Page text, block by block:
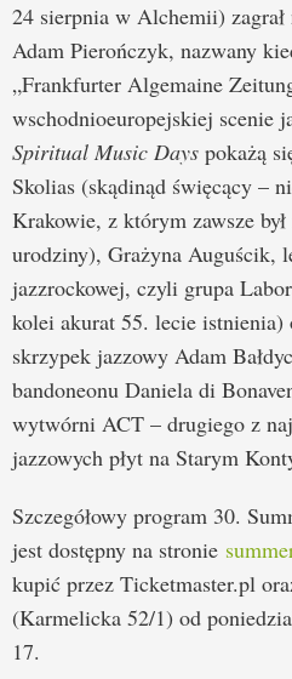
24 sierpnia w Alchemii) zagrał
Adam Pierończyk, nazwany
„Frankfurter Algemaine
wschodnioeuropejskiej scenie
Spiritual Music Days pokażą
Skolias (skądinąd święcący –
Krakowie, z którym zawsze
urodziny), Grażyna Auguścik,
jazzrockowej, czyli grupa
kolei akurat 55. lecie
skrzypek jazzowy Adam
bandoneonu Daniela di
wytwórni ACT – drugiego z
jazzowych płyt na Starym
Szczegółowy program 30.
jest dostępny na stronie
kupić przez Ticketmaster.pl
(Karmelicka 52/1) od
17.